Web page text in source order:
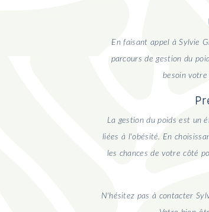
En faisant appel à Sylvie
parcours de gestion du
besoin
La gestion du poids est un
liées à l'obésité. En
les chances de votre côté
N'hésitez pas à contacter